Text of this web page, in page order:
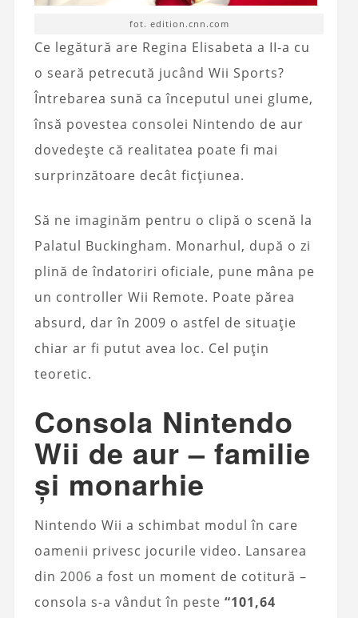
fot. edition.cnn.com
Ce legătură are Regina Elisabeta a II-a cu
o seară petrecută jucând Wii Sports?
Întrebarea sună ca începutul unei glume,
însă povestea consolei Nintendo de aur
dovedește că realitatea poate fi mai
surprinzătoare decât ficțiunea.
Să ne imaginăm pentru o clipă o scenă la
Palatul Buckingham. Monarhul, după o zi
plină de îndatoriri oficiale, pune mâna pe
un controller Wii Remote. Poate părea
absurd, dar în 2009 o astfel de situație
chiar ar fi putut avea loc. Cel puțin
teoretic.
Consola Nintendo
Wii de aur – familie
și monarhie
Nintendo Wii a schimbat modul în care
oamenii privesc jocurile video. Lansarea
din 2006 a fost un moment de cotitură –
consola s-a vândut în peste “101,64